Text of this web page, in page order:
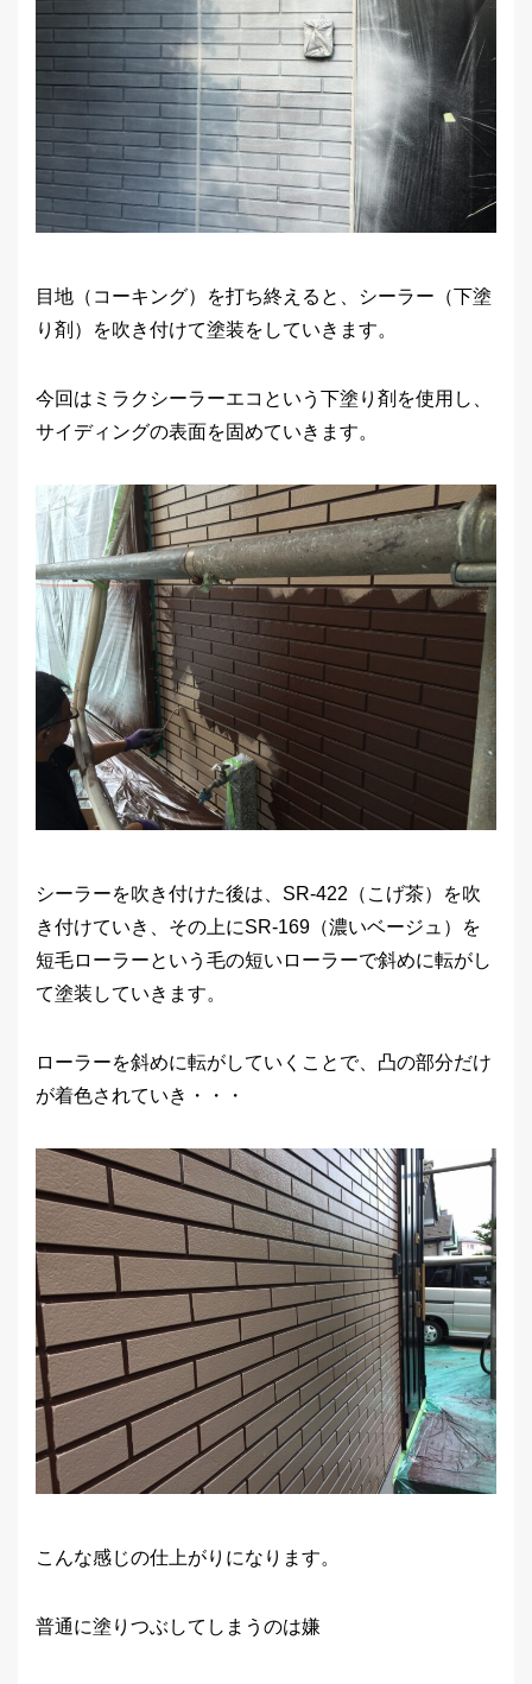
目地（コーキング）を打ち終えると、シーラー（下塗
り剤）を吹き付けて塗装をしていきます。
今回はミラクシーラーエコという下塗り剤を使用し、
サイディングの表面を固めていきます。
シーラーを吹き付けた後は、SR-422（こげ茶）を吹
き付けていき、その上にSR-169（濃いベージュ）を
短毛ローラーという毛の短いローラーで斜めに転がし
て塗装していきます。
ローラーを斜めに転がしていくことで、凸の部分だけ
が着色されていき・・・
こんな感じの仕上がりになります。
普通に塗りつぶしてしまうのは嫌